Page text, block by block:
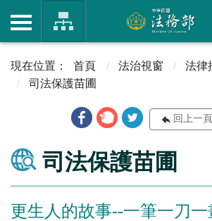
首頁 法治視窗
法律
司法保護苗圃
回上一頁
司法保護苗圃
更生人的故事--一筆一刀